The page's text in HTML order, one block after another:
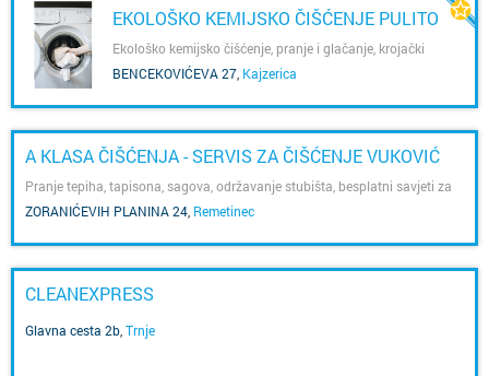
EKOLOŠKO KEMIJSKO ČIŠĆENJE PULITO
Ekološko kemijsko čišćenje, pranje i glačanje, krojački
popravci, bojanje tekstila, pranje tepiha
BENCEKOVIĆEVA 27 Kajzerica
A KLASA ČIŠĆENJA - SERVIS ZA ČIŠĆENJE VUKOVIĆ
Pranje tepiha, tapisona, sagova, održavanje stubišta, besplatni savjeti za
čišćenje
ZORANIĆEVIH PLANINA 24 Remetinec
CLEANEXPRESS
Glavna cesta 2b Trnje